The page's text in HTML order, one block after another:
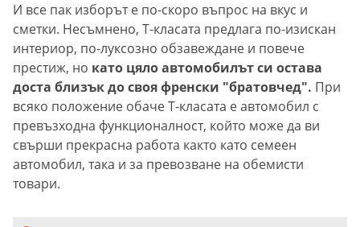
И все пак изборът е по-скоро въпрос на вкус и
сметки. Несъмнено, Т-класата предлага по-изискан
интериор, по-луксозно обзавеждане и повече
престиж, но като цяло автомобилът си остава
доста близък до своя френски "братовчед". При
всяко положение обаче Т-класата е автомобил с
превъзходна функционалност, който може да ви
свърши прекрасна работа както като семеен
автомобил, така и за превозване на обемисти
товари.